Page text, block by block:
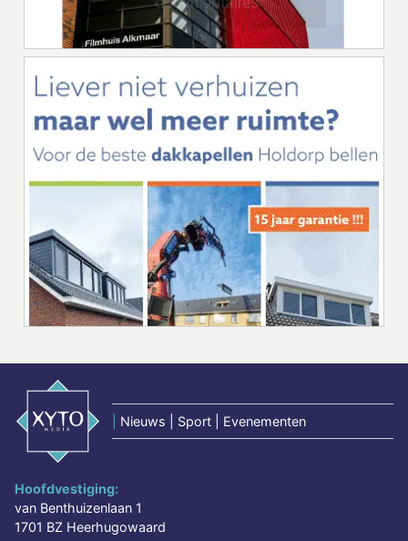
Nieuws | Sport | Evenementen
Hoofdvestiging:
van Benthuizenlaan 1
1701 BZ Heerhugowaard